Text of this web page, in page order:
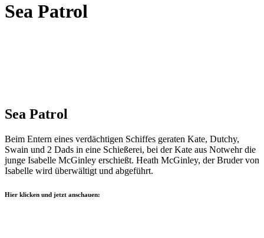
Sea Patrol
Sea Patrol
Beim Entern eines verdächtigen Schiffes geraten Kate, Dutchy,
Swain und 2 Dads in eine Schießerei, bei der Kate aus Notwehr die
junge Isabelle McGinley erschießt. Heath McGinley, der Bruder von
Isabelle wird überwältigt und abgeführt.
Hier klicken und jetzt anschauen: